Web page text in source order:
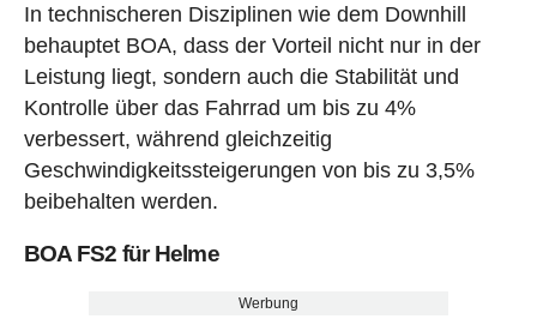
In technischeren Disziplinen wie dem Downhill
behauptet BOA, dass der Vorteil nicht nur in der
Leistung liegt, sondern auch die Stabilität und
Kontrolle über das Fahrrad um bis zu 4%
verbessert, während gleichzeitig
Geschwindigkeitssteigerungen von bis zu 3,5%
beibehalten werden.
BOA FS2 für Helme
Werbung